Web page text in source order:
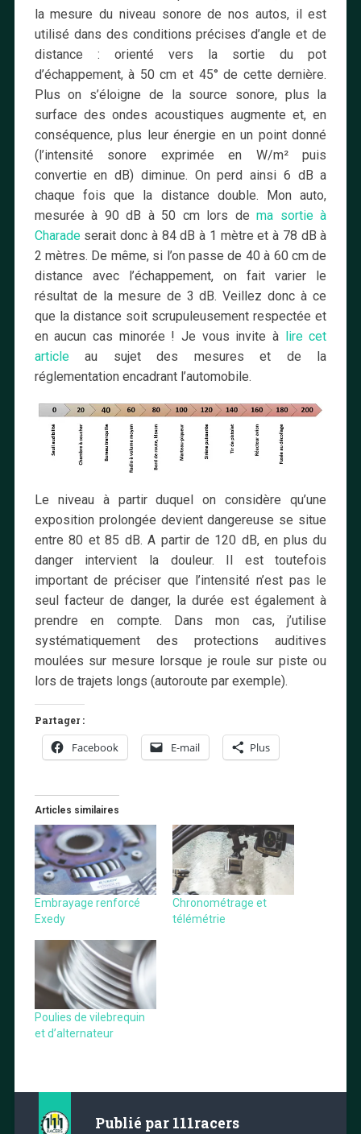
la mesure du niveau sonore de nos autos, il est
utilisé dans des conditions précises d’angle et de
distance : orienté vers la sortie du pot
d’échappement, à 50 cm et 45° de cette dernière.
Plus on s’éloigne de la source sonore, plus la
surface des ondes acoustiques augmente et, en
conséquence, plus leur énergie en un point donné
(l’intensité sonore exprimée en W/m² puis
convertie en dB) diminue. On perd ainsi 6 dB a
chaque fois que la distance double. Mon auto,
mesurée à 90 dB à 50 cm lors dema sortie à
Charadeserait donc à 84 dB à 1 mètre et à 78 dB à
2 mètres. De même, si l’on passe de 40 à 60 cm de
distance avec l’échappement, on fait varier le
résultat de la mesure de 3 dB. Veillez donc à ce
que la distance soit scrupuleusement respectée et
en aucun cas minorée ! Je vous invite à lire cet
articleau sujet des mesures et de la
réglementation encadrant l’automobile.
Le niveau à partir duquel on considère qu’une
exposition prolongée devient dangereuse se situe
entre 80 et 85 dB. A partir de 120 dB, en plus du
danger intervient la douleur. Il est toutefois
important de préciser que l’intensité n’est pas le
seul facteur de danger, la durée est également à
prendre en compte. Dans mon cas, j’utilise
systématiquement des protections auditives
moulées sur mesure lorsque je roule sur piste ou
lors de trajets longs (autoroute par exemple).
Partager :
Facebook E-mail Plus
Articles similaires
Embrayage renforcé
Exedy
Chronométrage et
télémétrie
Poulies de vilebrequin
et d’alternateur
Publié par 111racers